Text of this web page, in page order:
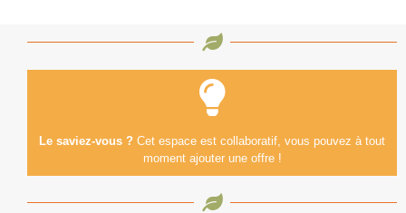
Le saviez-vous ? Cet espace est collaboratif, vous pouvez à tout
moment ajouter une offre !